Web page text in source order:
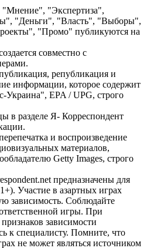
"Мнение", "Экспертиза",
"Деньги", "Власть", "Выборы",
"Промо" публикуются на
совместно с
републикация и
информации, которое содержит
Украина", EPA / UPG, строго
в разделе Я- Корреспондент
и воспроизведение
материалов,
Getty Images, строго
предназначены для
Участие в азартных играх
зависимость. Соблюдайте
игры. При
зависимости
к специалисту. Помните, что
не может являться источником